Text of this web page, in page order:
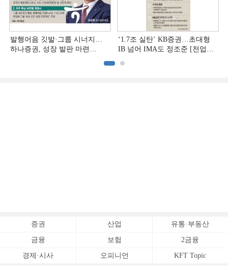
발행어음 깃발·그룹 시너지…
하나증권, 성장 발판 마련
‘1.7조 실탄’ KB증권…초대형
IB 넘어 IMA도 정조준 [전업계
증권 산업 유통·부동산
금융 보험 2금융
경제·시사 오피니언 KFT Topic